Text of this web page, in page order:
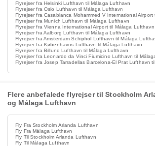
Flyrejser fra Helsinki Lufthavn til Málaga Lufthavn
Flyrejser fra Oslo Lufthavn til Málaga Lufthavn
Flyrejser fra Casablanca Mohammed V International
Flyrejser fra Munich Lufthavn til Málaga Lufthavn
Flyrejser fra Vienna International Airport til Málaga Lufthavn
Flyrejser fra Aalborg Lufthavn til Málaga Lufthavn
Flyrejser fra Amsterdam Schiphol Lufthavn til Málaga
Flyrejser fra Københavns Lufthavn til Málaga Lufthavn
Flyrejser fra Billund Lufthavn til Málaga Lufthavn
Flyrejser fra Leonardo da Vinci Fiumicino Lufthavn til
Flyrejser fra Josep Tarradellas Barcelona-El Prat Lufthavn
Flere anbefalede flyrejser til Stockholm
og Málaga Lufthavn
Fly Fra Stockholm Arlanda Lufthavn
Fly Fra Málaga Lufthavn
Fly Til Stockholm Arlanda Lufthavn
Fly Til Málaga Lufthavn